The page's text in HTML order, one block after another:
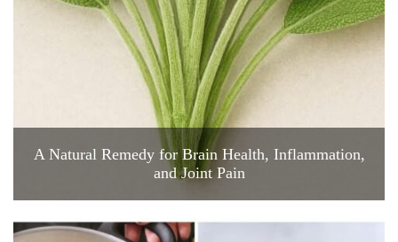
A Natural Remedy for Brain Health, Inflammation,
and Joint Pain